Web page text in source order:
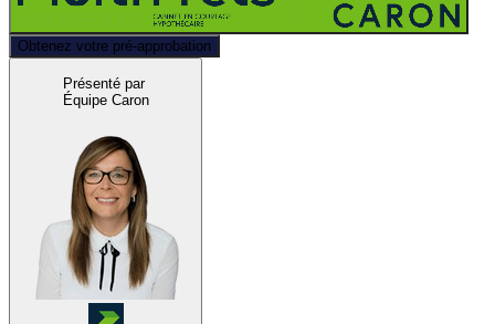
Obtenez votre pré-approbation
Présenté par
Équipe Caron